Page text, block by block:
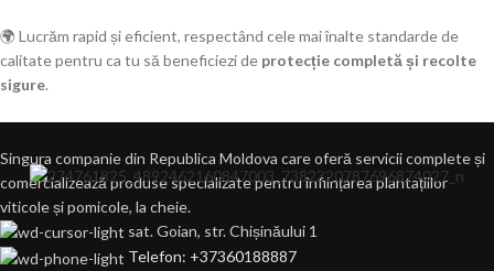
🌍 Lucrăm rapid și eficient, respectând cele mai înalte standarde de
calitate pentru ca tu să beneficiezi de protecție completă și recolte
sigure.
Singura companie din Republica Moldova care oferă servicii complete și
comercializează produse specializate pentru înființarea plantațiilor
viticole și pomicole, la cheie.
sat. Goian, str. Chișinăului 1
Telefon: +37360188887